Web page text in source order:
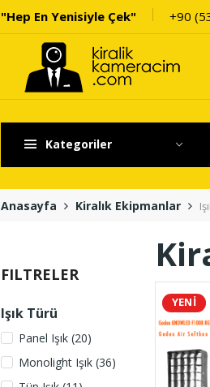
"Hep En Yenisiyle Çek" +90
Kategoriler
Anasayfa Kiralık Ekipmanlar
YENİ
FILTRELER
Işık Türü
Panel Işık (20)
Monolight Işık (36)